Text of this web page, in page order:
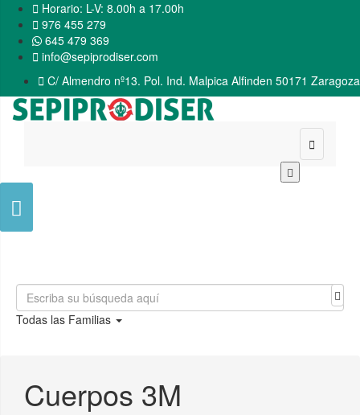
 Horario: L-V: 8.00h a 17.00h
 976 455 279
645 479 369
 info@sepiprodiser.com
 C/ Almendro nº13. Pol. Ind. Malpica Alfinden 50171 Zaragoza


Todas las Familias
Cuerpos 3M